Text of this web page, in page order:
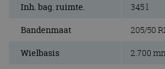
Inh. bag. ruimte. 345 l
Bandenmaat 205/50
Wielbasis 2.700